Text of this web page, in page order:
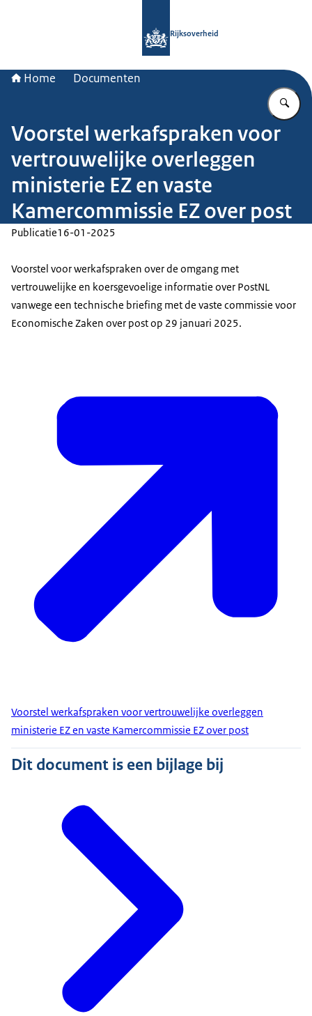
Rijksoverheid
Home Documenten
Voorstel werkafspraken voor
vertrouwelijke overleggen
ministerie EZ en vaste
Kamercommissie EZ over post
Publicatie16-01-2025
Voorstel voor werkafspraken over de omgang met
vertrouwelijke en koersgevoelige informatie over PostNL
vanwege een technische briefing met de vaste commissie voor
Economische Zaken over post op 29 januari 2025.
Voorstel werkafspraken voor vertrouwelijke overleggen
ministerie EZ en vaste Kamercommissie EZ over post
Dit document is een bijlage bij